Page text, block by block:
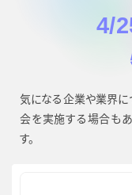
4/
気になる企業や業界に
会を実施する場合も
す。